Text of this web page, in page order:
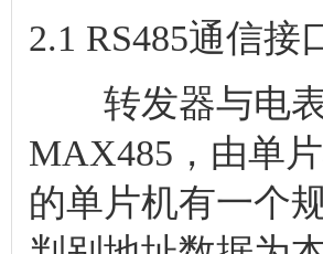
2.1 RS485通信接
转发器与电表
MAX485，由单
的单片机有一个